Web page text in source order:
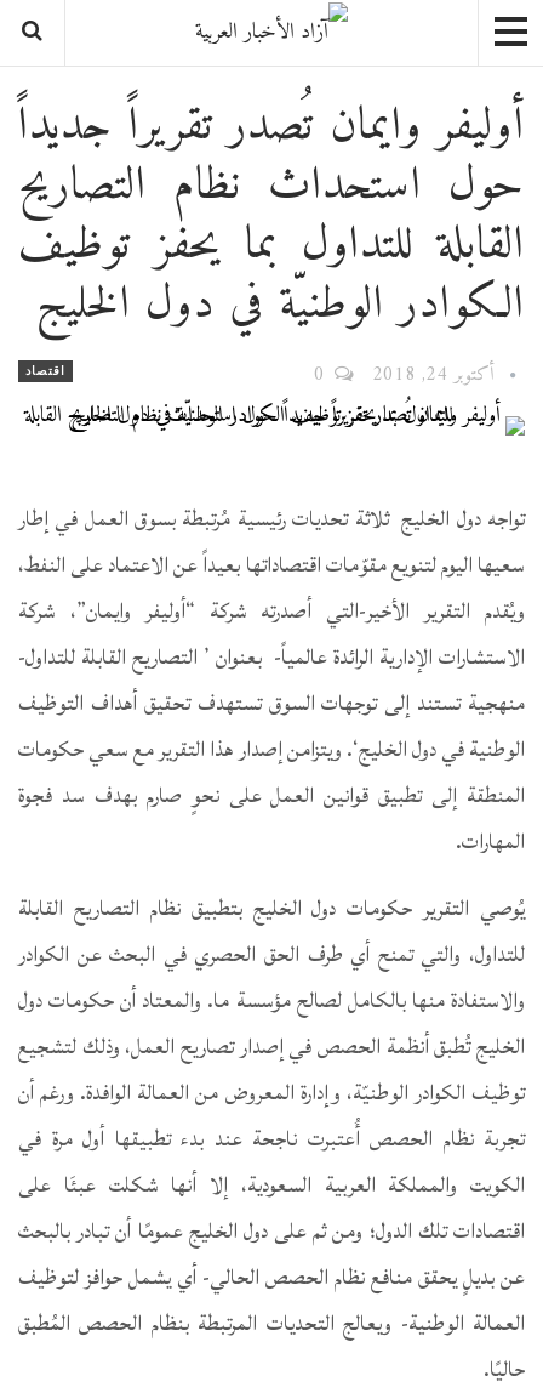
أوليفر وايمان تُصدر تقريراً جديداً
حول استحداث نظام التصاريح
القابلة للتداول بما يحفز توظيف
الكوادر الوطنيّة في دول الخليج
اقتصاد أكتوبر 24, 2018
تواجه دول الخليج ثلاثة تحديات رئيسية مُرتبطة بسوق العمل في إطار
سعيها اليوم لتنويع مقوّمات اقتصاداتها بعيداً عن الاعتماد على النفط،
ويُقدم التقرير الأخير-التي أصدرته شركة “أوليفر وايمان”، شركة
الاستشارات الإدارية الرائدة عالمياً- بعنوان ’ التصاريح القابلة للتداول-
منهجية تستند إلى توجهات السوق تستهدف تحقيق أهداف التوظيف
الوطنية في دول الخليج‘. ويتزامن إصدار هذا التقرير مع سعي حكومات
المنطقة إلى تطبيق قوانين العمل على نحوٍ صارم بهدف سد فجوة
المهارات.
يُوصي التقرير حكومات دول الخليج بتطبيق نظام التصاريح القابلة
للتداول، والتي تمنح أي طرف الحق الحصري في البحث عن الكوادر
والاستفادة منها بالكامل لصالح مؤسسة ما. والمعتاد أن حكومات دول
الخليج تُطبق أنظمة الحصص في إصدار تصاريح العمل، وذلك لتشجيع
توظيف الكوادر الوطنيّة، وإدارة المعروض من العمالة الوافدة. ورغم أن
تجربة نظام الحصص أُعتبرت ناجحة عند بدء تطبيقها أول مرة في
الكويت والمملكة العربية السعودية، إلا أنها شكلت عبئَا على
اقتصادات تلك الدول؛ ومن ثم على دول الخليج عمومًا أن تبادر بالبحث
عن بديلٍ يحقق منافع نظام الحصص الحالي- أي يشمل حوافز لتوظيف
العمالة الوطنية- ويعالج التحديات المرتبطة بنظام الحصص المُطبق
حاليًا.